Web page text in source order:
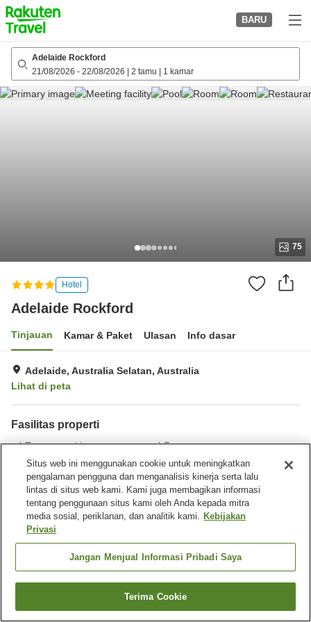
to
top
page
BARU
Adelaide Rockford
21/08/2026 - 22/08/2026 2 tamu 1 kamar
75
Hotel
Adelaide Rockford
Tinjauan Kamar & Paket Ulasan Info dasar
Adelaide, Australia Selatan, Australia
Lihat di peta
Fasilitas properti
Tempat parkir
Restoran
Bar
Benar-benar bebas rokok
Beranda Australia Australia Selatan
Adelaide
Adelaide Rockford
Cari kamar
Situs web ini menggunakan cookie untuk meningkatkan
pengalaman pengguna dan menganalisis kinerja serta lalu
lintas di situs web kami. Kami juga membagikan informasi
tentang penggunaan situs kami oleh Anda kepada mitra
media sosial, periklanan, dan analitik kami. Kebijakan
Privasi
Jangan Menjual Informasi Pribadi Saya
Terima Cookie